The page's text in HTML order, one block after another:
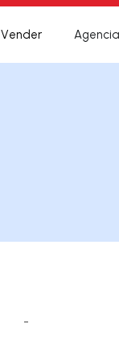
Vender
-